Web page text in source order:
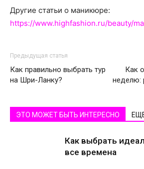
Другие статьи о маникюре:
https://www.highfashion.ru/beauty/
Предыдущая статья
Как правильно выбрать тур
на Шри-Ланку?
Как
неделю:
ЭТО МОЖЕТ БЫТЬ ИНТЕРЕСНО
Как выбрать
все времена